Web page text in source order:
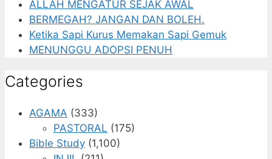
ALLAH MENGATUR SEJAK AWAL
BERMEGAH? JANGAN DAN BOLEH.
Ketika Sapi Kurus Memakan Sapi Gemuk
MENUNGGU ADOPSI PENUH
Categories
AGAMA (333)
PASTORAL (175)
Bible Study (1,100)